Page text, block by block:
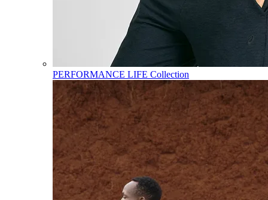
PERFORMANCE LIFE Collection